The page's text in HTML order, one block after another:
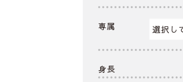
専属
身長